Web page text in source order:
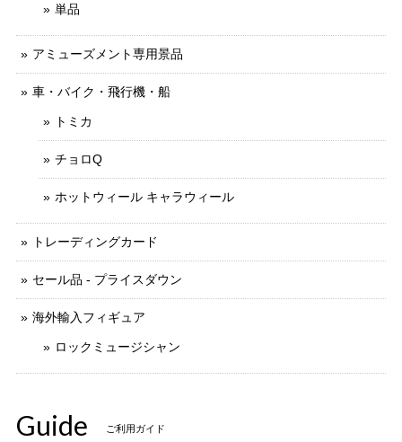
単品
アミューズメント専用景品
車・バイク・飛行機・船
トミカ
チョロQ
ホットウィール キャラウィール
トレーディングカード
セール品 - プライスダウン
海外輸入フィギュア
ロックミュージシャン
Guide ご利用ガイド